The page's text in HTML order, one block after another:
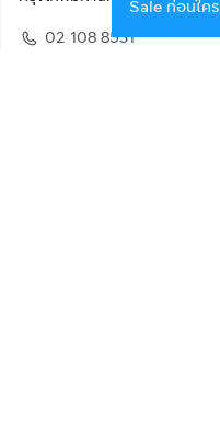
02 108 8531
Sale ก่อนใคร